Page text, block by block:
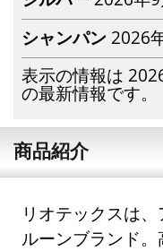
シャンパン 2026
表示の情報は
の最新情報です。
商品紹介
リオテックスは
ルーンブランド